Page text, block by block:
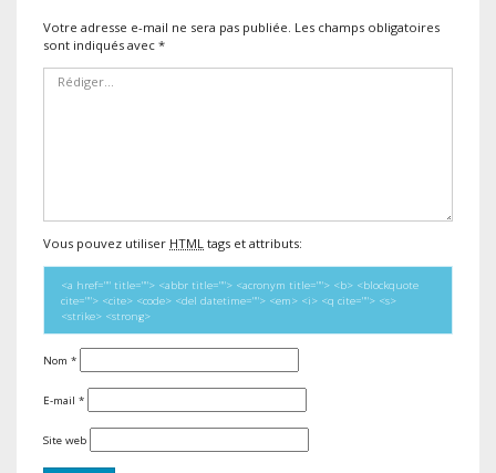
Votre adresse e-mail ne sera pas publiée. Les champs obligatoires
sont indiqués avec *
Vous pouvez utiliser HTML tags et attributs:
<a href="" title=""> <abbr title=""> <acronym title=""> <b> <blockquote
cite=""> <cite> <code> <del datetime=""> <em> <i> <q cite=""> <s>
<strike> <strong>
Nom *
E-mail *
Site web